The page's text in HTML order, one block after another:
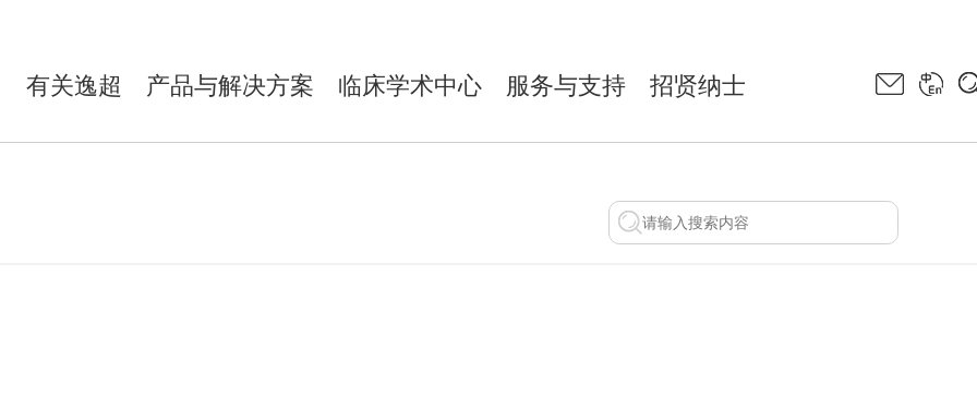
有关逸超 产品与解决方案 临床学术中心 服务与支持 招贤纳士